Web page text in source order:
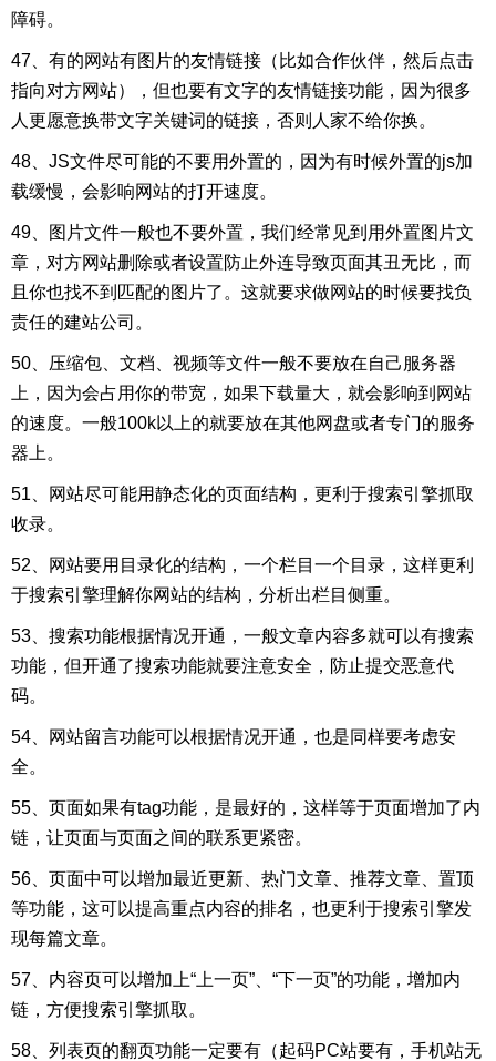
障碍。
47、有的网站有图片的友情链接（比如合作伙伴，然后点击
指向对方网站），但也要有文字的友情链接功能，因为很多
人更愿意换带文字关键词的链接，否则人家不给你换。
48、JS文件尽可能的不要用外置的，因为有时候外置的js加
载缓慢，会影响网站的打开速度。
49、图片文件一般也不要外置，我们经常见到用外置图片文
章，对方网站删除或者设置防止外连导致页面其丑无比，而
且你也找不到匹配的图片了。这就要求做网站的时候要找负
责任的建站公司。
50、压缩包、文档、视频等文件一般不要放在自己服务器
上，因为会占用你的带宽，如果下载量大，就会影响到网站
的速度。一般100k以上的就要放在其他网盘或者专门的服务
器上。
51、网站尽可能用静态化的页面结构，更利于搜索引擎抓取
收录。
52、网站要用目录化的结构，一个栏目一个目录，这样更利
于搜索引擎理解你网站的结构，分析出栏目侧重。
53、搜索功能根据情况开通，一般文章内容多就可以有搜索
功能，但开通了搜索功能就要注意安全，防止提交恶意代
码。
54、网站留言功能可以根据情况开通，也是同样要考虑安
全。
55、页面如果有tag功能，是最好的，这样等于页面增加了内
链，让页面与页面之间的联系更紧密。
56、页面中可以增加最近更新、热门文章、推荐文章、置顶
等功能，这可以提高重点内容的排名，也更利于搜索引擎发
现每篇文章。
57、内容页可以增加上“上一页”、“下一页”的功能，增加内
链，方便搜索引擎抓取。
58、列表页的翻页功能一定要有（起码PC站要有，手机站无